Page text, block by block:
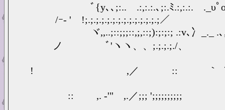
ﾞ{y､､;:..ゞ.:,:.:.､;:.ﾐ.:,:.:.
/ｰ- ' !;.;.;.;.;.;.;.;.;.;.;.;.;.;／
ヾ,,..;::;;;::,;,::;):;:;:; .:v､冫
ノ ﾞ'ヽヽ、、;.;.;.;./、
! ,／ :: ｀ ｀''＞'´
:: ,. -'" ,.／;;; ';;;;;;;;;;